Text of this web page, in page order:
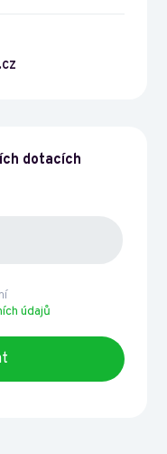
dotacích
údajů